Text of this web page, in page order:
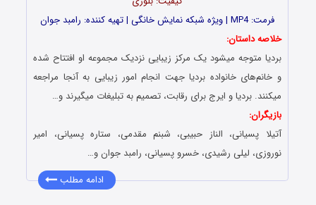
فرمت: MP4 | ویژه شبکه نمایش خانگی | تهیه کننده: رامبد جوان
خلاصه داستان:
بردیا متوجه میشود یک مرکز زیبایی نزدیک مجموعه او افتتاح شده
و خانم‌های خانواده بردیا جهت انجام امور زیبایی به آنجا مراجعه
میکنند. بردیا و ایرج برای رقابت، تصمیم به تبلیغات میگیرند و…
بازیگران:
آتیلا پسیانی، الناز حبیبی، شبنم مقدمی، ستاره پسیانی، امیر
نوروزی، لیلی رشیدی، خسرو پسیانی، رامبد جوان و…
ادامه مطلب